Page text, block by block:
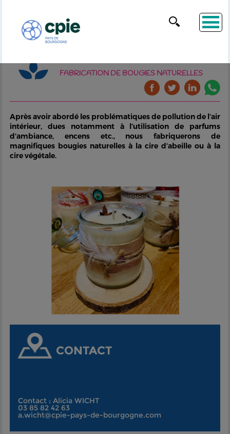
FABRICATION DE BOUGIES NATURELLES
Après avoir abordé les problématiques de pollution de l’air
intérieur, dues notamment à l’utilisation de parfums
d’ambiance, encens etc., nous fabriquerons de
magnifiques bougies naturelles à la cire d’abeille ou à la
cire végétale.
CONTACT
Contact : Alicia WICHT
03 85 82 42 63
a.wicht@cpie-pays-de-bourgogne.com